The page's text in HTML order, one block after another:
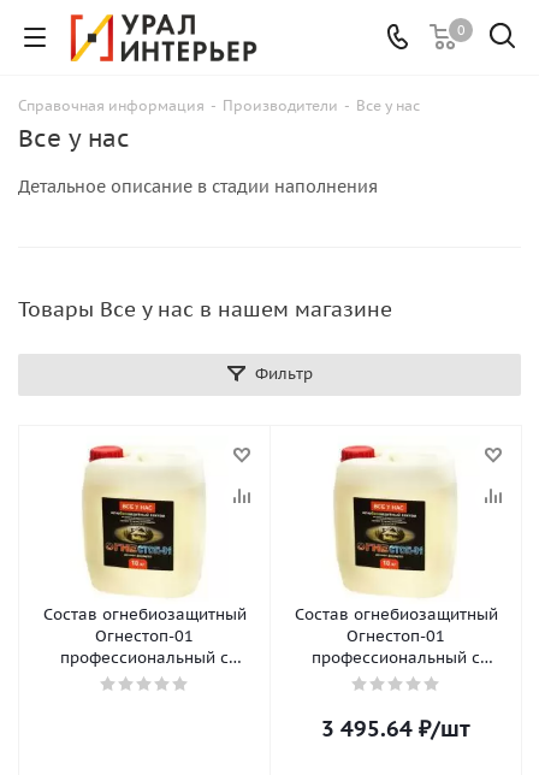
0
Справочная информация - Производители - Все у нас
Все у нас
Детальное описание в стадии наполнения
Товары Все у нас в нашем магазине
Фильтр
Состав огнебиозащитный
Огнестоп-01
профессиональный с
розовым индикатором, 25кг
Состав огнебиозащитный
Огнестоп-01
профессиональный с
розовым индикатором, 50кг
3 495.64 ₽/шт